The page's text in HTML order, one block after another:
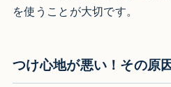
を使うことが大切です。
つけ心地が悪い！その原